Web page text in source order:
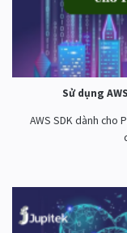
Sử dụng
AWS SDK dành cho